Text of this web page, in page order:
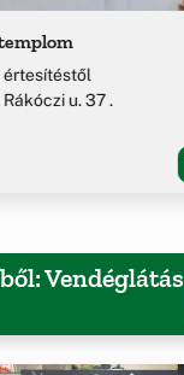
értesítéstől
u. 37 .
Vendéglátás